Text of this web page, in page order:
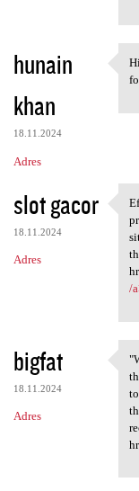
hunain
khan
18.11.2024
Adres
Hi
slot gacor
18.11.2024
Adres
/
bigfat
18.11.2024
Adres